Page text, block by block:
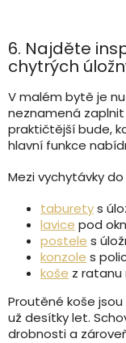
6. Najděte
chytrých
V malém bytě je
neznamená
praktičtější bude,
hlavní funkce
Mezi vychytávky
taburetys
lavice pod
postele s
konzole s
koše z ratanu
Proutěné koše
už desítky let.
drobnosti a